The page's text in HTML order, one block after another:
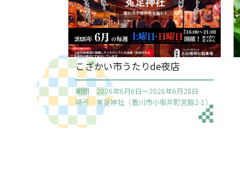
こざかい市うたりde夜店
期間 2026年6月6日～2026年6月28日
場所 菟足神社（豊川市小坂井町宮脇2-1）